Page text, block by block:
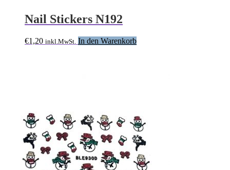
Nail Stickers N192
€1,20 inkl.MwSt. In den Warenkorb